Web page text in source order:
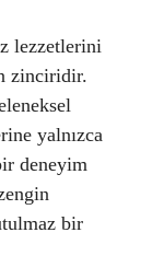
lezzetlerini
zinciridir.
yalnızca
deneyim
bir